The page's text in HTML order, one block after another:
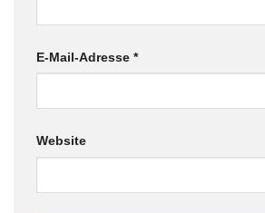
E-Mail-Adresse *
Website